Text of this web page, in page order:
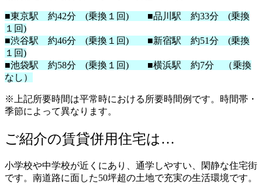
■東京駅 約42分 (乗換１回) ■品川駅 約33分 (乗換
１回)
■渋谷駅 約46分 (乗換１回) ■新宿駅 約51分 (乗換
１回)
■池袋駅 約58分 (乗換１回) ■横浜駅 約7分 （乗換
なし）
※上記所要時間は平常時における所要時間例です。時間帯・
季節によって異なります。
ご紹介の賃貸併用住宅は…
小学校や中学校が近くにあり、通学しやすい、閑静な住宅街
です。南道路に面した50坪超の土地で充実の生活環境です。